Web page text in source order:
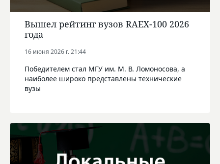
Вышел рейтинг вузов RAEX-100 2026
года
16 июня 2026 г. 21:44
Победителем стал МГУ им. М. В. Ломоносова, а
наиболее широко представлены технические
вузы